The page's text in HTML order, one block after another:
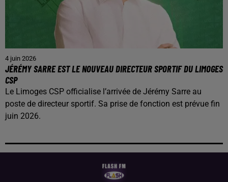
4 juin 2026
JÉRÉMY SARRE EST LE NOUVEAU DIRECTEUR SPORTIF DU LIMOGES
CSP
Le Limoges CSP officialise l’arrivée de Jérémy Sarre au
poste de directeur sportif. Sa prise de fonction est prévue fin
juin 2026.